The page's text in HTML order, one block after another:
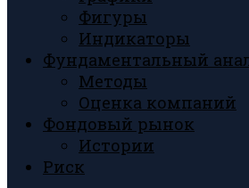
Фигуры
Индикаторы
Фундаментальный
Методы
Оценка компаний
Фондовый рынок
Истории
Риск